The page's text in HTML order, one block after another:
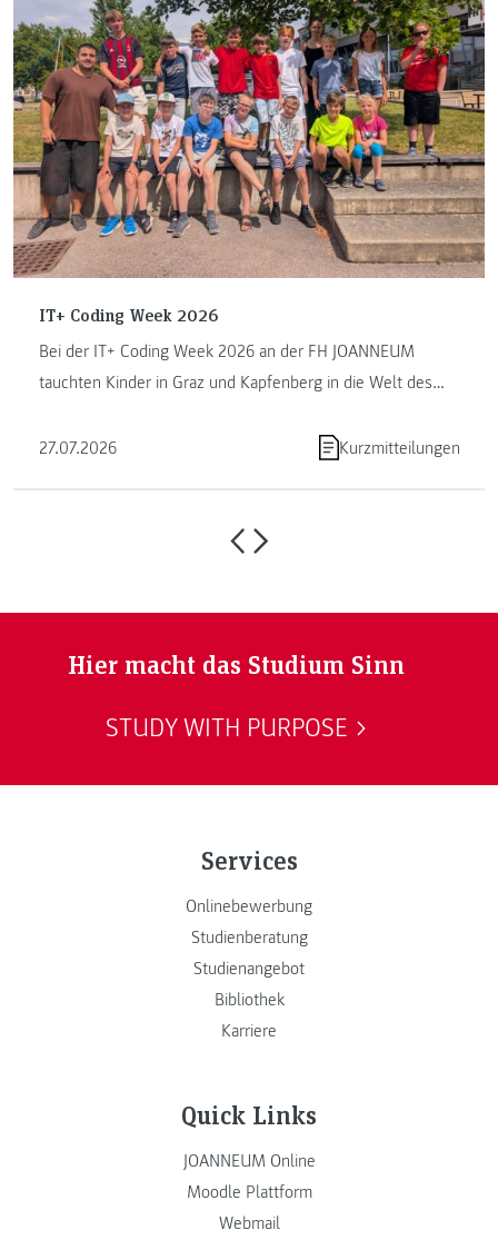
IT+ Coding Week 2026
Bei der IT+ Coding Week 2026 an der FH JOANNEUM
tauchten Kinder in Graz und Kapfenberg in die Welt des
27.07.2026
Kurzmitteilungen
Hier macht das Studium Sinn
STUDY WITH PURPOSE
Services
Onlinebewerbung
Studienberatung
Studienangebot
Bibliothek
Karriere
Quick Links
JOANNEUM Online
Moodle Plattform
Webmail